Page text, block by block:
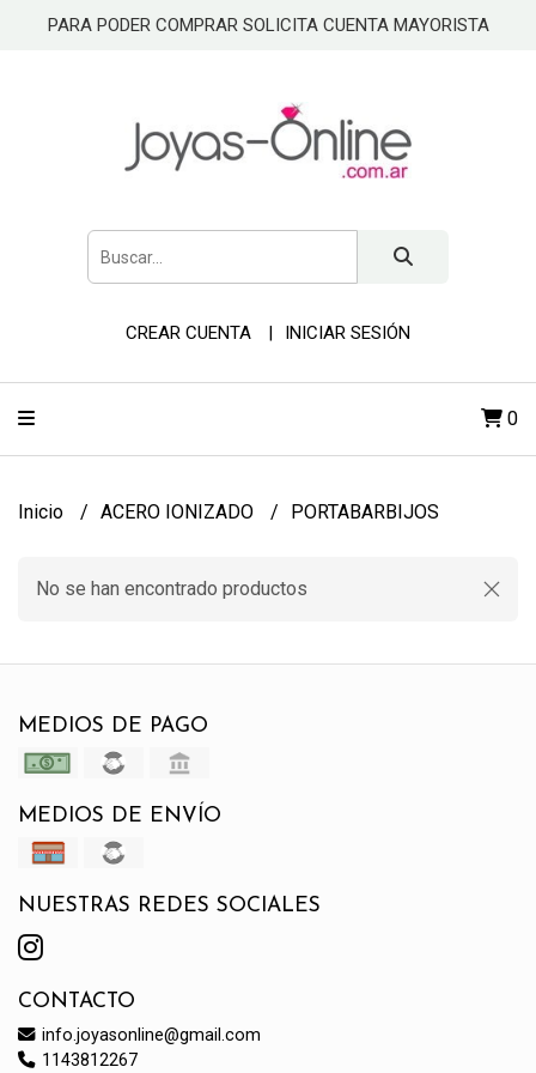
PARA PODER COMPRAR SOLICITA CUENTA MAYORISTA
CREAR CUENTA INICIAR SESIÓN
0
Inicio ACERO IONIZADO PORTABARBIJOS
No se han encontrado productos
MEDIOS DE PAGO
MEDIOS DE ENVÍO
NUESTRAS REDES SOCIALES
CONTACTO
info.joyasonline@gmail.com
1143812267